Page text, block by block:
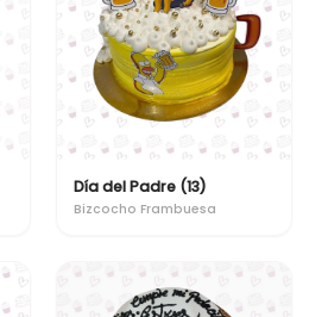
Día del Padre (13)
Bizcocho Frambuesa